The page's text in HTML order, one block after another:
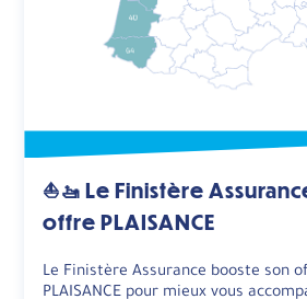
⛵️🚤 Le Finistère
offre PLAISANCE
Le Finistère Assurance booste son
PLAISANCE pour mieux vous